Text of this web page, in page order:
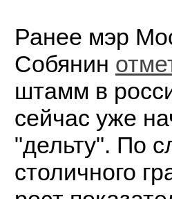
Ранее мэр
Собянин
штамм в
сейчас уже
"дельту". По
столичного